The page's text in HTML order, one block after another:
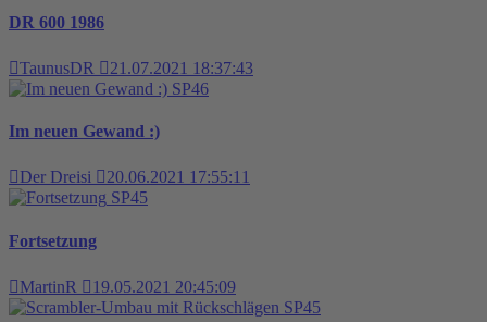
DR 600 1986
TaunusDR
21.07.2021 18:37:43
SP46
Im neuen Gewand :)
Der Dreisi
20.06.2021 17:55:11
SP45
Fortsetzung
MartinR
19.05.2021 20:45:09
SP45